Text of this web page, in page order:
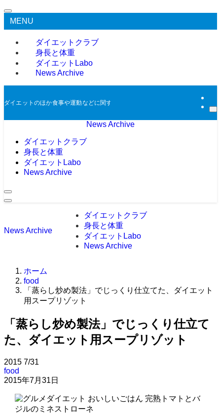
MENU
ダイエットクラブ
身長と体重
ダイエットLabo
News Archive
ダイエットのほか食事や運動などに関する過去のニュースをアーカイブとして
News Archive
ダイエットクラブ
身長と体重
ダイエットLabo
News Archive
News Archive
ダイエットクラブ
身長と体重
ダイエットLabo
News Archive
ホーム
food
「蒸らし炒め製法」でじっくり仕立てた、ダイエット
用スープリゾット
「蒸らし炒め製法」でじっくり仕立て
た、ダイエット用スープリゾット
2015 7/31
food
2015年7月31日